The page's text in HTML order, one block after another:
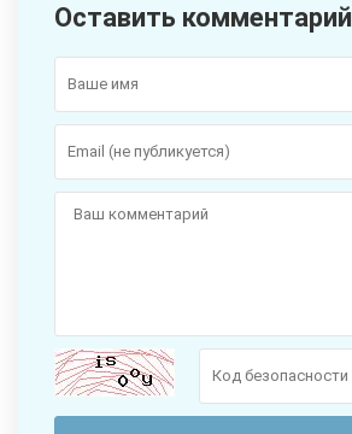
Оставить комментарий